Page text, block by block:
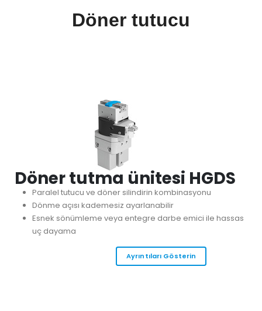
Döner tutucu
Döner tutma ünitesi HGDS
Paralel tutucu ve döner silindirin kombinasyonu
Dönme açısı kademesiz ayarlanabilir
Esnek sönümleme veya entegre darbe emici ile hassas
uç dayama
Ayrıntıları Gösterin